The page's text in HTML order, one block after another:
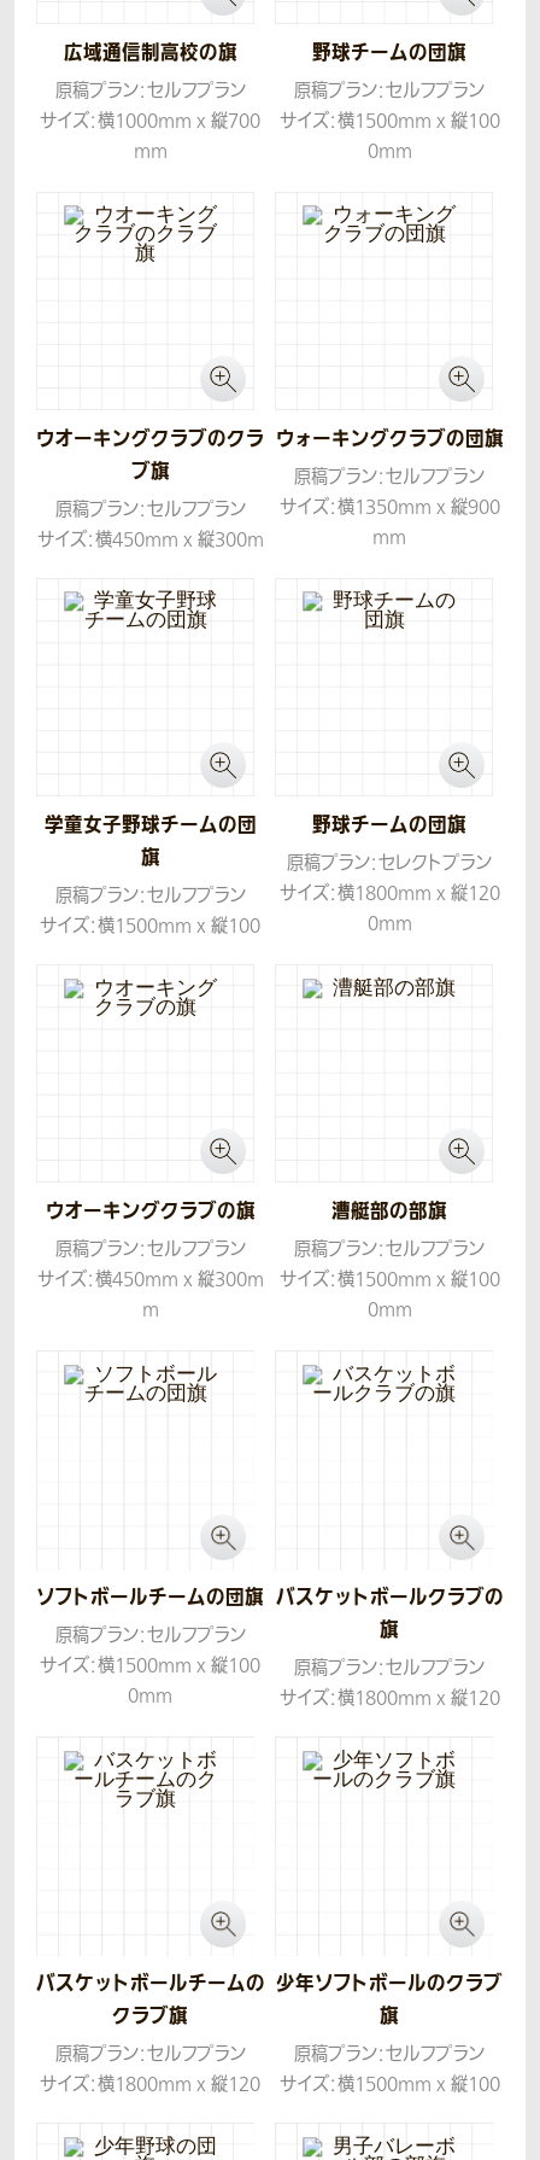
広域通信制高校の旗
原稿プラン：セルフプラン
サイズ：横1000mm x 縦700
mm
野球チームの団旗
原稿プラン：セルフプラン
サイズ：横1500mm x 縦100
0mm
ウオーキングクラブのクラ
ブ旗
原稿プラン：セルフプラン
サイズ：横450mm x 縦300m
生地：ツイル
ウォーキングクラブの団旗
原稿プラン：セルフプラン
サイズ：横1350mm x 縦900
mm
学童女子野球チームの団
旗
原稿プラン：セルフプラン
サイズ：横1500mm x 縦100
生地：ツイル
野球チームの団旗
原稿プラン：セレクトプラン
サイズ：横1800mm x 縦120
0mm
ウオーキングクラブの旗
原稿プラン：セルフプラン
サイズ：横450mm x 縦300m
m
漕艇部の部旗
原稿プラン：セルフプラン
サイズ：横1500mm x 縦100
0mm
ソフトボールチームの団旗
原稿プラン：セルフプラン
サイズ：横1500mm x 縦100
0mm
バスケットボールクラブの
旗
原稿プラン：セルフプラン
サイズ：横1800mm x 縦120
生地：ツイル
バスケットボールチームの
クラブ旗
原稿プラン：セルフプラン
サイズ：横1800mm x 縦120
生地：ツイル
少年ソフトボールのクラブ
旗
原稿プラン：セルフプラン
サイズ：横1500mm x 縦100
生地：ツイル